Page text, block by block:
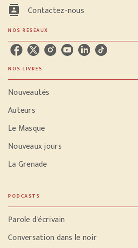
contacts Contactez-nous
NOS RÉSEAUX
NOS LIVRES
Nouveautés
Auteurs
Le Masque
Nouveaux jours
La Grenade
PODCASTS
Parole d'écrivain
Conversation dans le noir